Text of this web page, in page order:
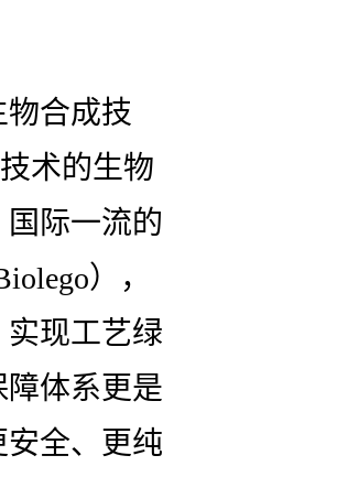
合成技
术的生物
际一流的
），
现工艺绿
体系更是
全、更纯